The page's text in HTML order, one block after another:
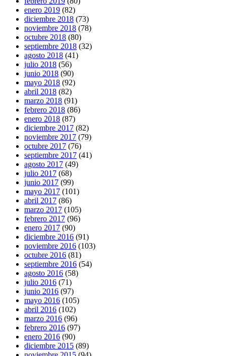
enero 2019 (82)
diciembre 2018 (73)
noviembre 2018 (78)
octubre 2018 (80)
septiembre 2018 (32)
agosto 2018 (41)
julio 2018 (56)
junio 2018 (90)
mayo 2018 (92)
abril 2018 (82)
marzo 2018 (91)
febrero 2018 (86)
enero 2018 (87)
diciembre 2017 (82)
noviembre 2017 (79)
octubre 2017 (76)
septiembre 2017 (41)
agosto 2017 (49)
julio 2017 (68)
junio 2017 (99)
mayo 2017 (101)
abril 2017 (86)
marzo 2017 (105)
febrero 2017 (96)
enero 2017 (90)
diciembre 2016 (91)
noviembre 2016 (103)
octubre 2016 (81)
septiembre 2016 (54)
agosto 2016 (58)
julio 2016 (71)
junio 2016 (97)
mayo 2016 (105)
abril 2016 (102)
marzo 2016 (96)
febrero 2016 (97)
enero 2016 (90)
diciembre 2015 (89)